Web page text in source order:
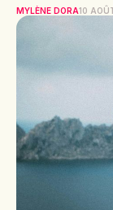
MYLÈNE DORA10